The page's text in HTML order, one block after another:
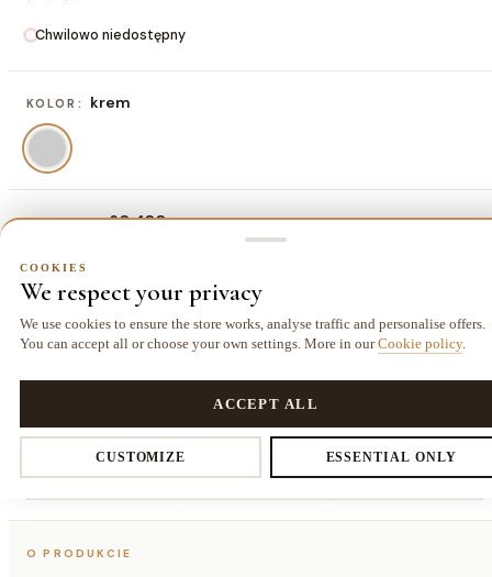
Chwilowo niedostępny
KOLOR: krem
ROZMIAR: 60x100 cm
60x100 cm
208,00 zł
160x220
cm
200x290
Dostawa kurierem
25,00 zł na zwrot
Gwarancja
24 miesiące
O PRODUKCIE
COOKIES
We respect your privacy
We use cookies to ensure the store works, analyse traffic and personalise offers.
You can accept all or choose your own settings. More in our Cookie policy.
CUSTOMIZE ESSENTIAL ONLY
ACCEPT ALL